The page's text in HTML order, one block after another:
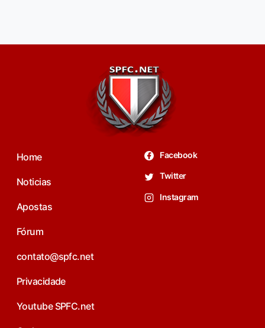
Home
Noticias
Apostas
Fórum
contato@spfc.net
Privacidade
Youtube SPFC.net
Facebook
Twitter
Instagram